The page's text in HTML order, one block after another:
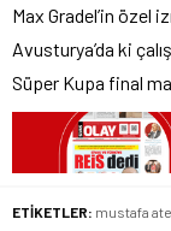
Max Gradel’in özel
Avusturya’da ki
Süper Kupa final
ETİKETLER: mustafa